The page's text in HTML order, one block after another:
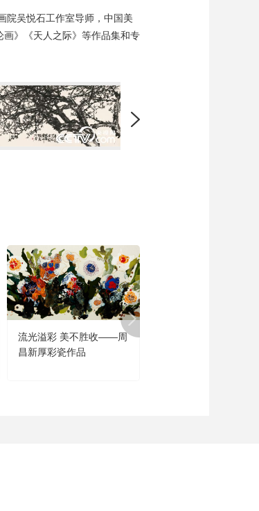
院吴悦石工作室导师，中国美
》《天人之际》等作品集和专
流光溢彩 美不胜收——周
昌新厚彩瓷作品